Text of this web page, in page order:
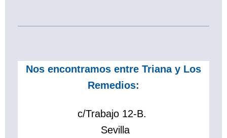
Nos encontramos entre Triana y Los
Remedios:
c/Trabajo 12-B.
Sevilla